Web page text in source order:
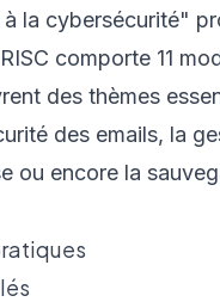
la cybersécurité"
comporte 11
des thèmes
des emails, la
ou encore la